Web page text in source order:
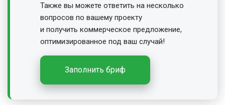
Также вы можете ответить на несколько
вопросов по вашему проекту
и получить коммерческое предложение,
оптимизированное под ваш случай!
Заполнить бриф